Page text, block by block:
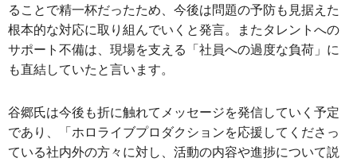
ることで精一杯だったため、今後は問題の予防も見据えた
根本的な対応に取り組んでいくと発言。またタレントへの
サポート不備は、現場を支える「社員への過度な負荷」に
も直結していたと言います。
谷郷氏は今後も折に触れてメッセージを発信していく予定
であり、「ホロライブプロダクションを応援してくださっ
ている社内外の方々に対し、活動の内容や進捗について説